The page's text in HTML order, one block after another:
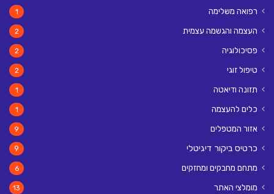
רפואה משלימה 1
העצמה והגשמה עצמית 2
פסיכולוגיה 2
טיפול זוגי 2
תזונה ודיאטה 1
כלים להעצמה 1
אזור המטפלים 9
כרטיס ביקור דיגיטלי 9
מתחם מחבקים ומחזקים 6
מומלצי האתר 13